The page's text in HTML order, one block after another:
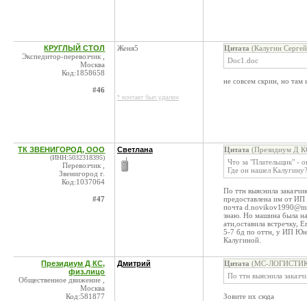
КРУГЛЫЙ СТОЛ
Экспедитор-перевозчик ,
Москва
Код:1858658
#46
Женя5
* контакт был удален
Цитата (Калугин
Doc1.doc
не совсем скрин, но там
ТК ЗВЕНИГОРОД, ООО
(ИНН:5032318395)
Перевозчик ,
Звенигород г.
Код:1037064
#47
Светлана Цитата (Президиум Д
Что за "Плательщик" -
Где он нашел Калугину?
По ттн выяснила
предоставлена им от
почта
знаю. Но машина была
ати,оставила встречку,
5-7 бд по оттн, у ИП
Калугиной.
Президиум Д КС,
физ.лицо
Общественное движение ,
Москва
Код:581877
Дмитрий Цитата (МС-
По ттн выяснила
Зовите их сюда